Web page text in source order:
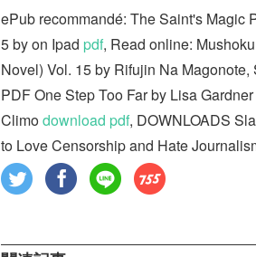
ePub recommandé: The Saint's Magic
5 by on Ipad pdf, Read online:
Novel) Vol. 15 by Rifujin Na Magonote,
PDF One Step Too Far by Lisa Gardner
Climodownload pdf, DOWNLOADS
to Love Censorship and Hate